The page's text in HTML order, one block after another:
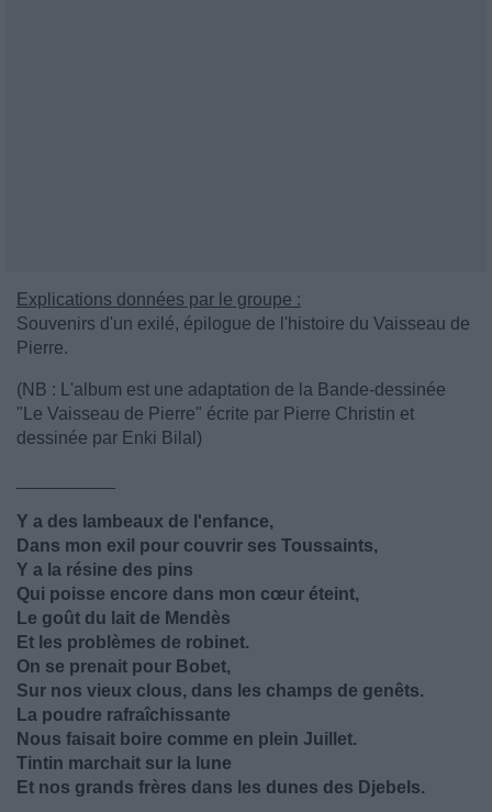
Explications données par le groupe :
Souvenirs d'un exilé, épilogue de l'histoire du Vaisseau de
Pierre.
(NB : L'album est une adaptation de la Bande-dessinée
"Le Vaisseau de Pierre" écrite par Pierre Christin et
dessinée par Enki Bilal)
Y a des lambeaux de l'enfance,
Dans mon exil pour couvrir ses Toussaints,
Y a la résine des pins
Qui poisse encore dans mon cœur éteint,
Le goût du lait de Mendès
Et les problèmes de robinet.
On se prenait pour Bobet,
Sur nos vieux clous, dans les champs de genêts.
La poudre rafraîchissante
Nous faisait boire comme en plein Juillet.
Tintin marchait sur la lune
Et nos grands frères dans les dunes des Djebels.